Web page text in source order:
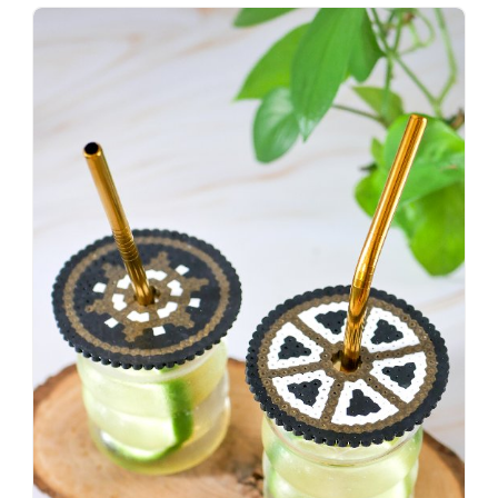
Wenn
schöner
KNALLTS!
#badezimmer
#makeover
#badezimmerdesign
#renovieren
#altbau